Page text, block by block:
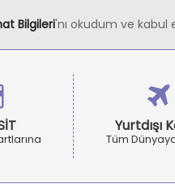
Bilgileri'nı okudum ve kabul
Yurtdışı
Tüm